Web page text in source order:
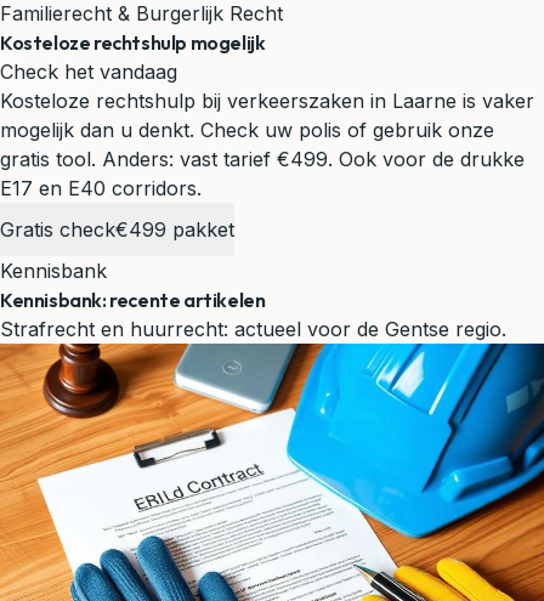
Familierecht & Burgerlijk Recht
Kosteloze rechtshulp mogelijk
Check het vandaag
Kosteloze rechtshulp bij verkeerszaken in Laarne is vaker
mogelijk dan u denkt. Check uw polis of gebruik onze
gratis tool. Anders: vast tarief €499. Ook voor de drukke
E17 en E40 corridors.
Gratis check€499 pakket
Kennisbank
Kennisbank: recente artikelen
Strafrecht en huurrecht: actueel voor de Gentse regio.